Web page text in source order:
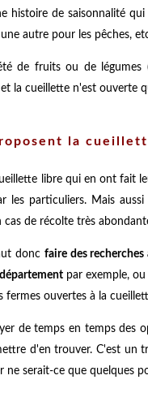
histoire de saisonnalité
autre pour les pêches,
de fruits ou de
la cueillette n'est ouverte
la
libre qui en ont fait
les particuliers. Mais
de récolte très
donc faire des
par exemple, ou
ouvertes à la
de temps en temps des
d'en trouver. C'est un
serait-ce que quelques